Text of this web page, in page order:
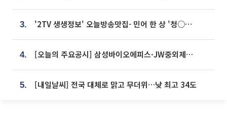
3. '2TV 생생정보' 오늘방송맛집- 민어 한 상 '청○○○' vs 전복 한 상 '명○'
4. [오늘의 주요공시] 삼성바이오에피스·JW중외제약·한미반도체·SK바이오사이언스 등
5. [내일날씨] 전국 대체로 맑고 무더위…낮 최고 34도